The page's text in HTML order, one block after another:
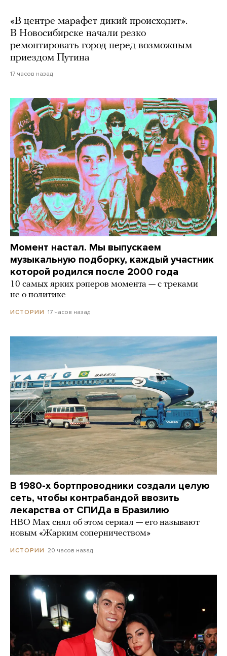
«В центре марафет дикий происходит».
В Новосибирске начали резко
ремонтировать город перед возможным
приездом Путина
17 часов назад
Момент настал. Мы выпускаем
музыкальную подборку, каждый участник
которой родился после 2000 года
10 самых ярких рэперов момента — с треками
не о политике
ИСТОРИИ 17 часов назад
В 1980-х бортпроводники создали целую
сеть, чтобы контрабандой ввозить
лекарства от СПИДа в Бразилию
HBO Max снял об этом сериал — его называют
новым «Жарким соперничеством»
ИСТОРИИ 20 часов назад